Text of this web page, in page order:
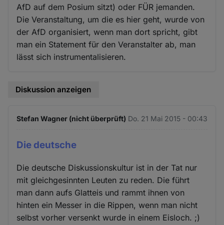
AfD auf dem Posium sitzt) oder FÜR jemanden.
Die Veranstaltung, um die es hier geht, wurde von
der AfD organisiert, wenn man dort spricht, gibt
man ein Statement für den Veranstalter ab, man
lässt sich instrumentalisieren.
Diskussion anzeigen
Stefan Wagner (nicht überprüft) Do. 21 Mai 2015 - 00:43
Die deutsche
Die deutsche Diskussionskultur ist in der Tat nur
mit gleichgesinnten Leuten zu reden. Die führt
man dann aufs Glatteis und rammt ihnen von
hinten ein Messer in die Rippen, wenn man nicht
selbst vorher versenkt wurde in einem Eisloch. ;)